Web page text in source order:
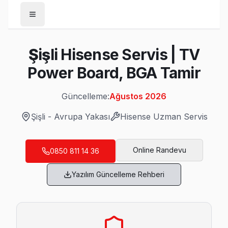
/Şişli
/Hisense
Son Güncelleme:Ağustos 2026
Şişli'da Mahalle Mahalle Hisense TV Servis
19 Mayıs Hisense Servis
Şişli Hisense Servis | TV
Power Board, BGA Tamir
Güncelleme:Ağustos 2026
Şişli - Avrupa Yakası Hisense Uzman Servis
0850 811 14 36 Online Randevu
Yazılım Güncelleme Rehberi